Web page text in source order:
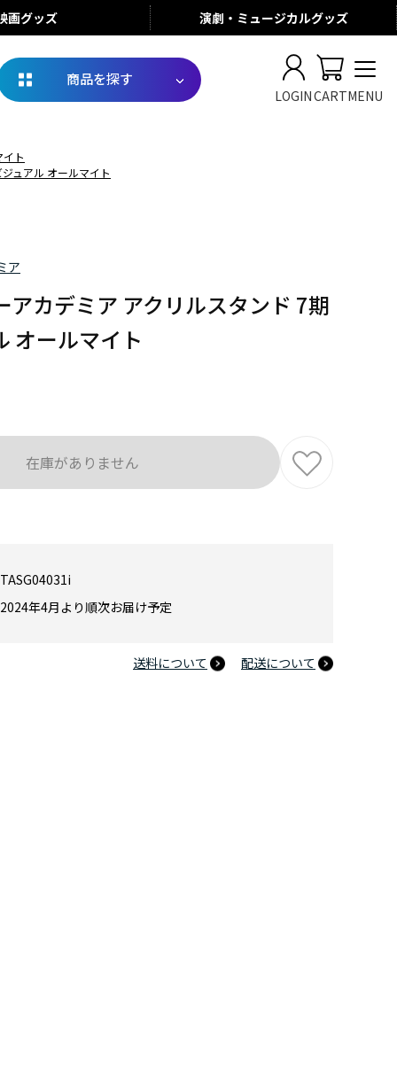
画グッズ 演劇・ミュージカルグッズ
商品を探す
LOGINCARTMENU
ト
ュアル オールマイト
ア
アカデミア アクリルスタンド 7期
オールマイト
TASG04031i
2024年4月より順次お届け予定
送料について 配送について
在庫がありません